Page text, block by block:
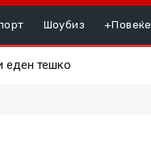
Шоубиз +Повеќе
тешкои фасада